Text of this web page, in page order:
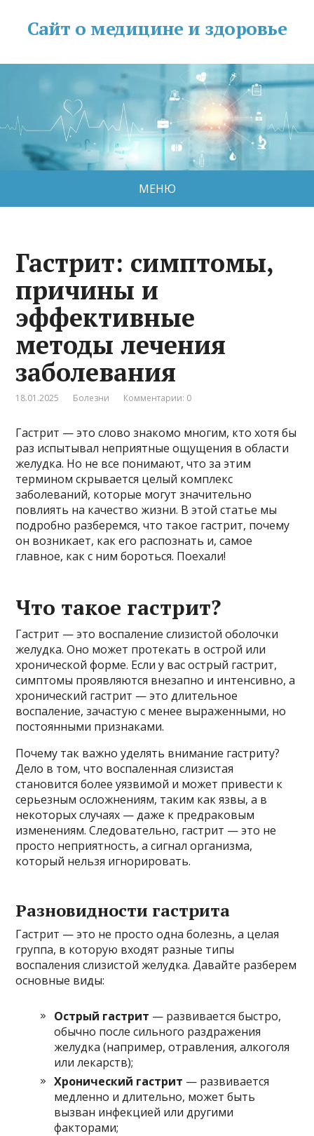
Сайт о медицине и здоровье
МЕНЮ
Гастрит: симптомы,
причины и
эффективные
методы лечения
заболевания
18.01.2025 Болезни Комментарии: 0
Гастрит — это слово знакомо многим, кто хотя бы
раз испытывал неприятные ощущения в области
желудка. Но не все понимают, что за этим
термином скрывается целый комплекс
заболеваний, которые могут значительно
повлиять на качество жизни. В этой статье мы
подробно разберемся, что такое гастрит, почему
он возникает, как его распознать и, самое
главное, как с ним бороться. Поехали!
Что такое гастрит?
Гастрит — это воспаление слизистой оболочки
желудка. Оно может протекать в острой или
хронической форме. Если у вас острый гастрит,
симптомы проявляются внезапно и интенсивно, а
хронический гастрит — это длительное
воспаление, зачастую с менее выраженными, но
постоянными признаками.
Почему так важно уделять внимание гастриту?
Дело в том, что воспаленная слизистая
становится более уязвимой и может привести к
серьезным осложнениям, таким как язвы, а в
некоторых случаях — даже к предраковым
изменениям. Следовательно, гастрит — это не
просто неприятность, а сигнал организма,
который нельзя игнорировать.
Разновидности гастрита
Гастрит — это не просто одна болезнь, а целая
группа, в которую входят разные типы
воспаления слизистой желудка. Давайте разберем
основные виды:
Острый гастрит — развивается быстро,
обычно после сильного раздражения
желудка (например, отравления, алкоголя
или лекарств);
Хронический гастрит — развивается
медленно и длительно, может быть
вызван инфекцией или другими
факторами;